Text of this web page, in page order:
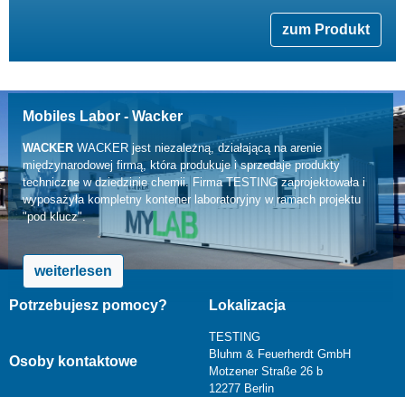
zum Produkt
Mobiles Labor - Wacker
WACKERWACKER jest niezależną, działającą na arenie
międzynarodowej firmą, która produkuje i sprzedaje produkty
techniczne w dziedzinie chemii. Firma TESTING zaprojektowała i
wyposażyła kompletny kontener laboratoryjny w ramach projektu
"pod klucz".
weiterlesen
Potrzebujesz pomocy?
Osoby kontaktowe
Lokalizacja
TESTING
Bluhm & Feuerherdt GmbH
Motzener Straße 26 b
12277 Berlin